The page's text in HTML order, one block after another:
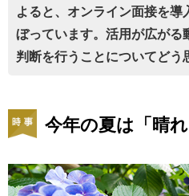
よると、オンライン面接を
ぼっています。活用が広が
判断を行うことについてどう
今年の夏は「晴